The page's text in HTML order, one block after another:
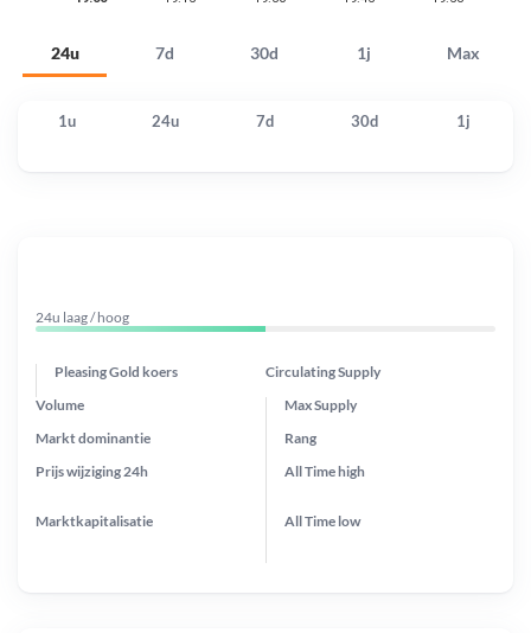
24u 7d 30d 1j Max
1u 24u 7d 30d 1j
24u laag / hoog
Pleasing Gold koers Circulating Supply
Prijs wijziging 24h
Max Supply
Markt dominantie
Marktkapitalisatie
Volume
Rang
All Timehigh
All Time low